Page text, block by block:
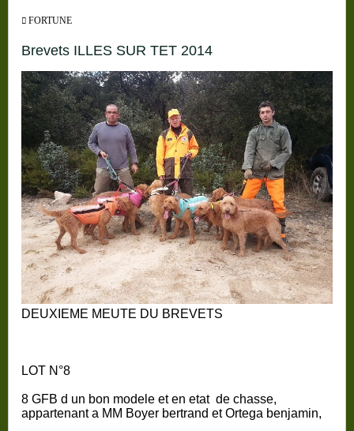
 FORTUNE
brevets ILLES SUR TET 2014
DEUXIEME MEUTE DU BREVETS
LOT N°8
8 GFB d un bon modele et en etat de chasse,
appartenant a MM Boyer bertrand et Ortega benjamin,